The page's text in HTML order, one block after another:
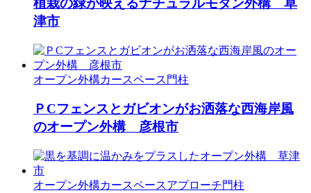
植栽の緑が映えるナチュラルモダン外構 草
津市
オープン外構カースペース 門柱
ＰCフェンスとガビオンがお洒落な西海岸風
のオープン外構 彦根市
オープン外構カースペースアプローチ門柱